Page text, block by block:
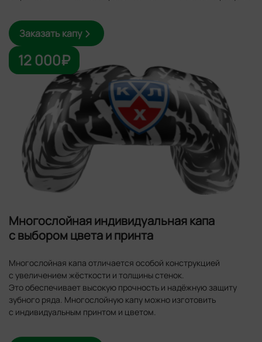
Заказать капу
12 000₽
Многослойная индивидуальная капа
с выбором цвета и принта
Многослойная капа отличается особой конструкцией
с увеличением жёсткости и толщины стенок.
Это обеспечивает высокую прочность и надёжную защиту
зубного ряда. Многослойную капу можно изготовить
с индивидуальным принтом и цветом.